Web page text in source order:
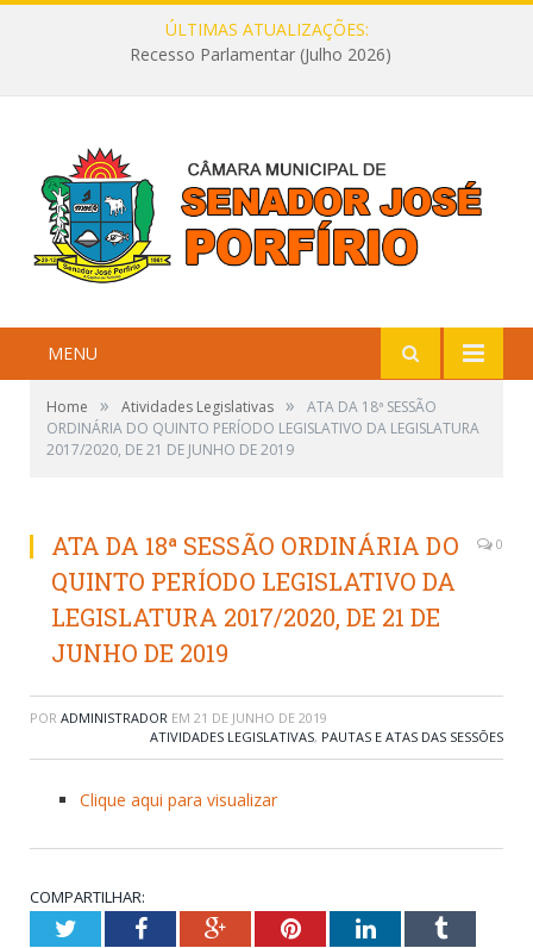
ÚLTIMAS ATUALIZAÇÕES:
Recesso Parlamentar (Julho 2026)
MENU
Home » Atividades Legislativas »
ATA DA 18ª SESSÃO
ORDINÁRIA DO QUINTO PERÍODO LEGISLATIVO DA LEGISLATURA
2017/2020, DE 21 DE JUNHO DE 2019
ATA DA 18ª SESSÃO ORDINÁRIA DO
QUINTO PERÍODO LEGISLATIVO DA
LEGISLATURA 2017/2020, DE 21 DE
JUNHO DE 2019
0
POR ADMINISTRADOR EM 21 DE JUNHO DE 2019
ATIVIDADES LEGISLATIVAS, PAUTAS E ATAS DAS SESSÕES
Clique aqui para visualizar
COMPARTILHAR:
TwitterFacebookGoogle+PinterestLinkedInTumblr